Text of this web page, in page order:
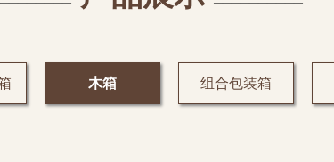
——————————
木箱 组合包装箱